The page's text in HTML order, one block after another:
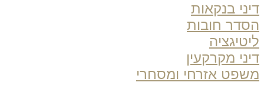
בנקאות
חובות
מקרקעין
אזרחי ומסחרי